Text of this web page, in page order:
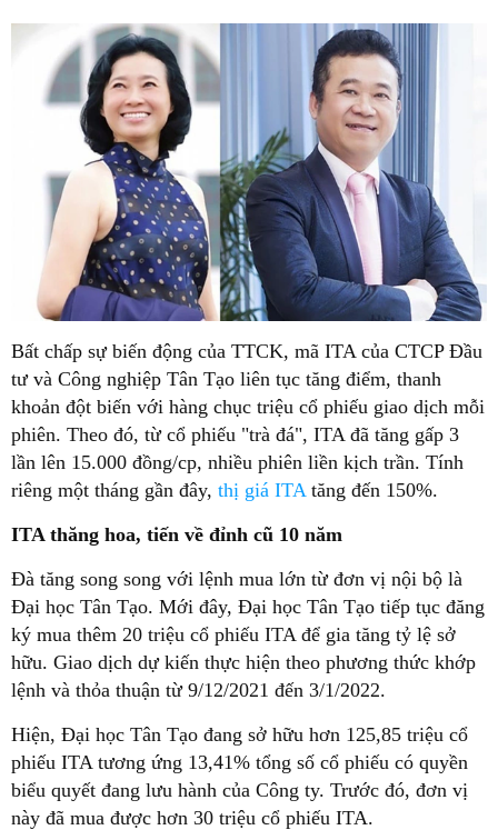
Bất chấp sự biến động của TTCK, mã ITA của CTCP Đầu
tư và Công nghiệp Tân Tạo liên tục tăng điểm, thanh
khoản đột biến với hàng chục triệu cổ phiếu giao dịch mỗi
phiên. Theo đó, từ cổ phiếu "trà đá", ITA đã tăng gấp 3
lần lên 15.000 đồng/cp, nhiều phiên liền kịch trần. Tính
riêng một tháng gần đây, thị giá ITA tăng đến 150%.
ITA thăng hoa, tiến về đỉnh cũ 10 năm
Đà tăng song song với lệnh mua lớn từ đơn vị nội bộ là
Đại học Tân Tạo. Mới đây, Đại học Tân Tạo tiếp tục đăng
ký mua thêm 20 triệu cổ phiếu ITA để gia tăng tỷ lệ sở
hữu. Giao dịch dự kiến thực hiện theo phương thức khớp
lệnh và thỏa thuận từ 9/12/2021 đến 3/1/2022.
Hiện, Đại học Tân Tạo đang sở hữu hơn 125,85 triệu cổ
phiếu ITA tương ứng 13,41% tổng số cổ phiếu có quyền
biểu quyết đang lưu hành của Công ty. Trước đó, đơn vị
này đã mua được hơn 30 triệu cổ phiếu ITA.